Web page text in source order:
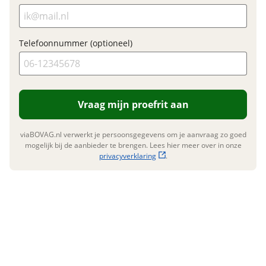
Mandello del Lario.
Foto's
Klik hier om foto's te uploaden
Jouw contactgegevens
Naam
Telefoonnummer (optioneel)
Vraag mijn proefrit aan
viaBOVAG.nl verwerkt je persoonsgegevens om je aanvraag zo goed
mogelijk bij de aanbieder te brengen. Lees hier meer over in onze
privacyverklaring
.